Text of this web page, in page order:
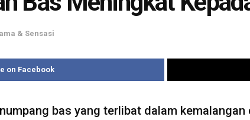
& Sensasi
on Facebook
bas yang terlibat dalam